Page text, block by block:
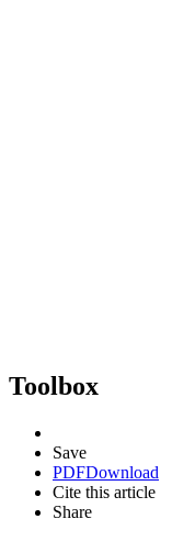
Toolbox
Save
PDFDownload
Cite this article
Share